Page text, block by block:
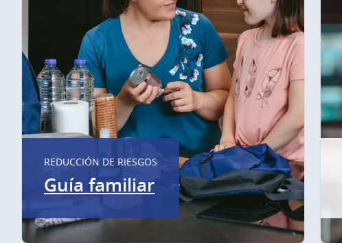
REDUCCIÓN DE RIESGOS
Guía familiar